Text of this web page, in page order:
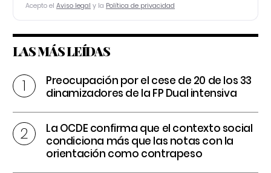
Acepto el Aviso legal y la Política de privacidad
LAS MÁS LEÍDAS
Preocupación por el cese de 20 de los 33
dinamizadores de la FP Dual intensiva
La OCDE confirma que el contexto social
condiciona más que las notas con la
orientación como contrapeso